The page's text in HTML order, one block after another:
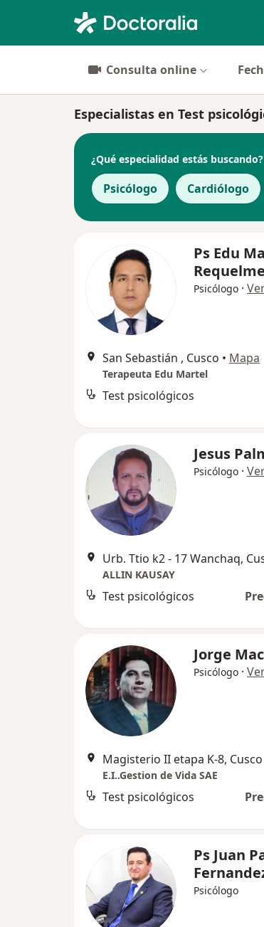
Consulta online
Especialistas en Test
¿Qué especialidad estás buscando?
Psicólogo Cardiólogo
Ps Edu
Requelme
Psicólogo ·
San Sebastián , Cusco • Mapa
Terapeuta Edu Martel
Test psicológicos
Jesus
Psicólogo ·
Urb. Ttio k2 - 17 Wanchaq,
ALLIN KAUSAY
Test psicológicos
Jorge
Psicólogo ·
Magisterio II etapa K-8, Cusco
E.I..Gestion de Vida SAE
Test psicológicos
Ps Juan
Psicólogo